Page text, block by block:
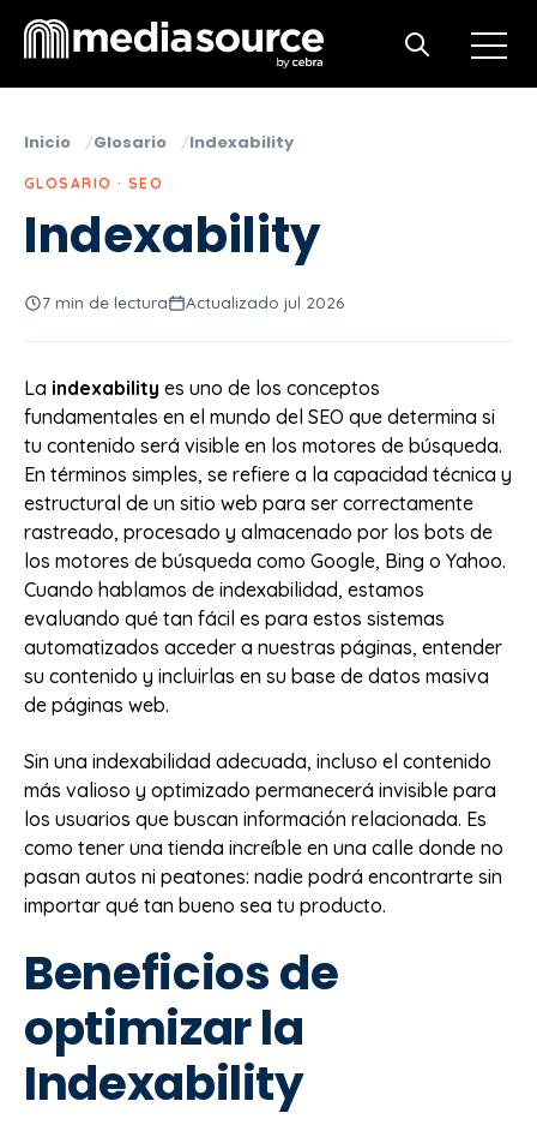
Open
Open search
Inicio Glosario Indexability
GLOSARIO · SEO
Indexability
7 min de lectura Actualizado jul 2026
La indexability es uno de los conceptos
fundamentales en el mundo del SEO que determina si
tu contenido será visible en los motores de búsqueda.
En términos simples, se refiere a la capacidad técnica y
estructural de un sitio web para ser correctamente
rastreado, procesado y almacenado por los bots de
los motores de búsqueda como Google, Bing o Yahoo.
Cuando hablamos de indexabilidad, estamos
evaluando qué tan fácil es para estos sistemas
automatizados acceder a nuestras páginas, entender
su contenido y incluirlas en su base de datos masiva
de páginas web.
Sin una indexabilidad adecuada, incluso el contenido
más valioso y optimizado permanecerá invisible para
los usuarios que buscan información relacionada. Es
como tener una tienda increíble en una calle donde no
pasan autos ni peatones: nadie podrá encontrarte sin
importar qué tan bueno sea tu producto.
Beneficios de
optimizar la
Indexability